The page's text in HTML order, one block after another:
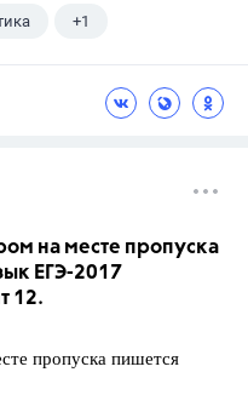
+1
на месте пропуска
ЕГЭ-2017
12.
пропуска пишется